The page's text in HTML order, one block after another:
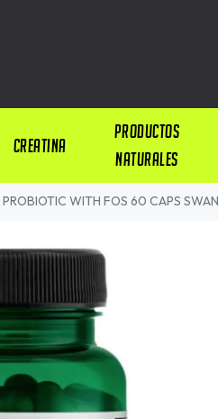
CREATINA
PRODUCTOS
NATURALES
PROBIOTIC WITH FOS 60 CAPS